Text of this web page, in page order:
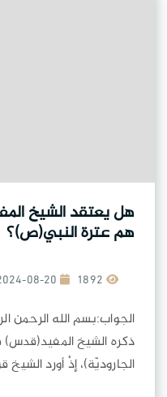
هل يعتقد الشيخ
هم عترة النبي(ص)؟
2024-08-20
الجواب:بسم الله الرحمن
ذكره الشيخ المفيد(قدس)
الجاروديّة)، إذْ أورد